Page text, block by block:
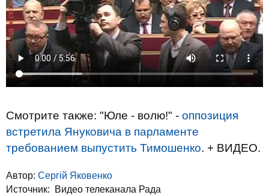
Смотрите также: "Юле - волю!" - оппозиция
встретила Януковича в парламенте
требованием выпустить Тимошенко. + ВИДЕО.
Автор: Сергій Яковенко
Источник:
Видео телеканала Рада